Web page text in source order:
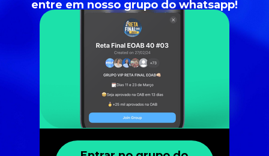
entre em nosso grupo do whatsapp!